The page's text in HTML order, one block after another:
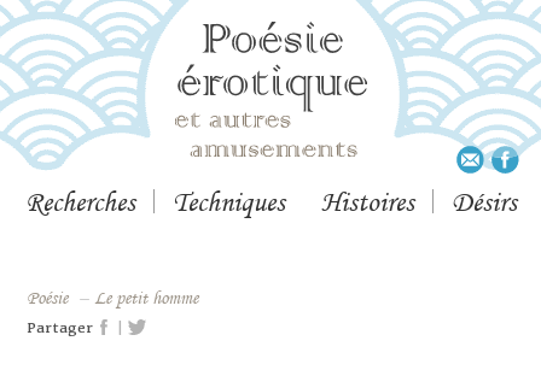
Recherches Techniques Histoires Désirs
Poésie – Le petit homme
Partager |